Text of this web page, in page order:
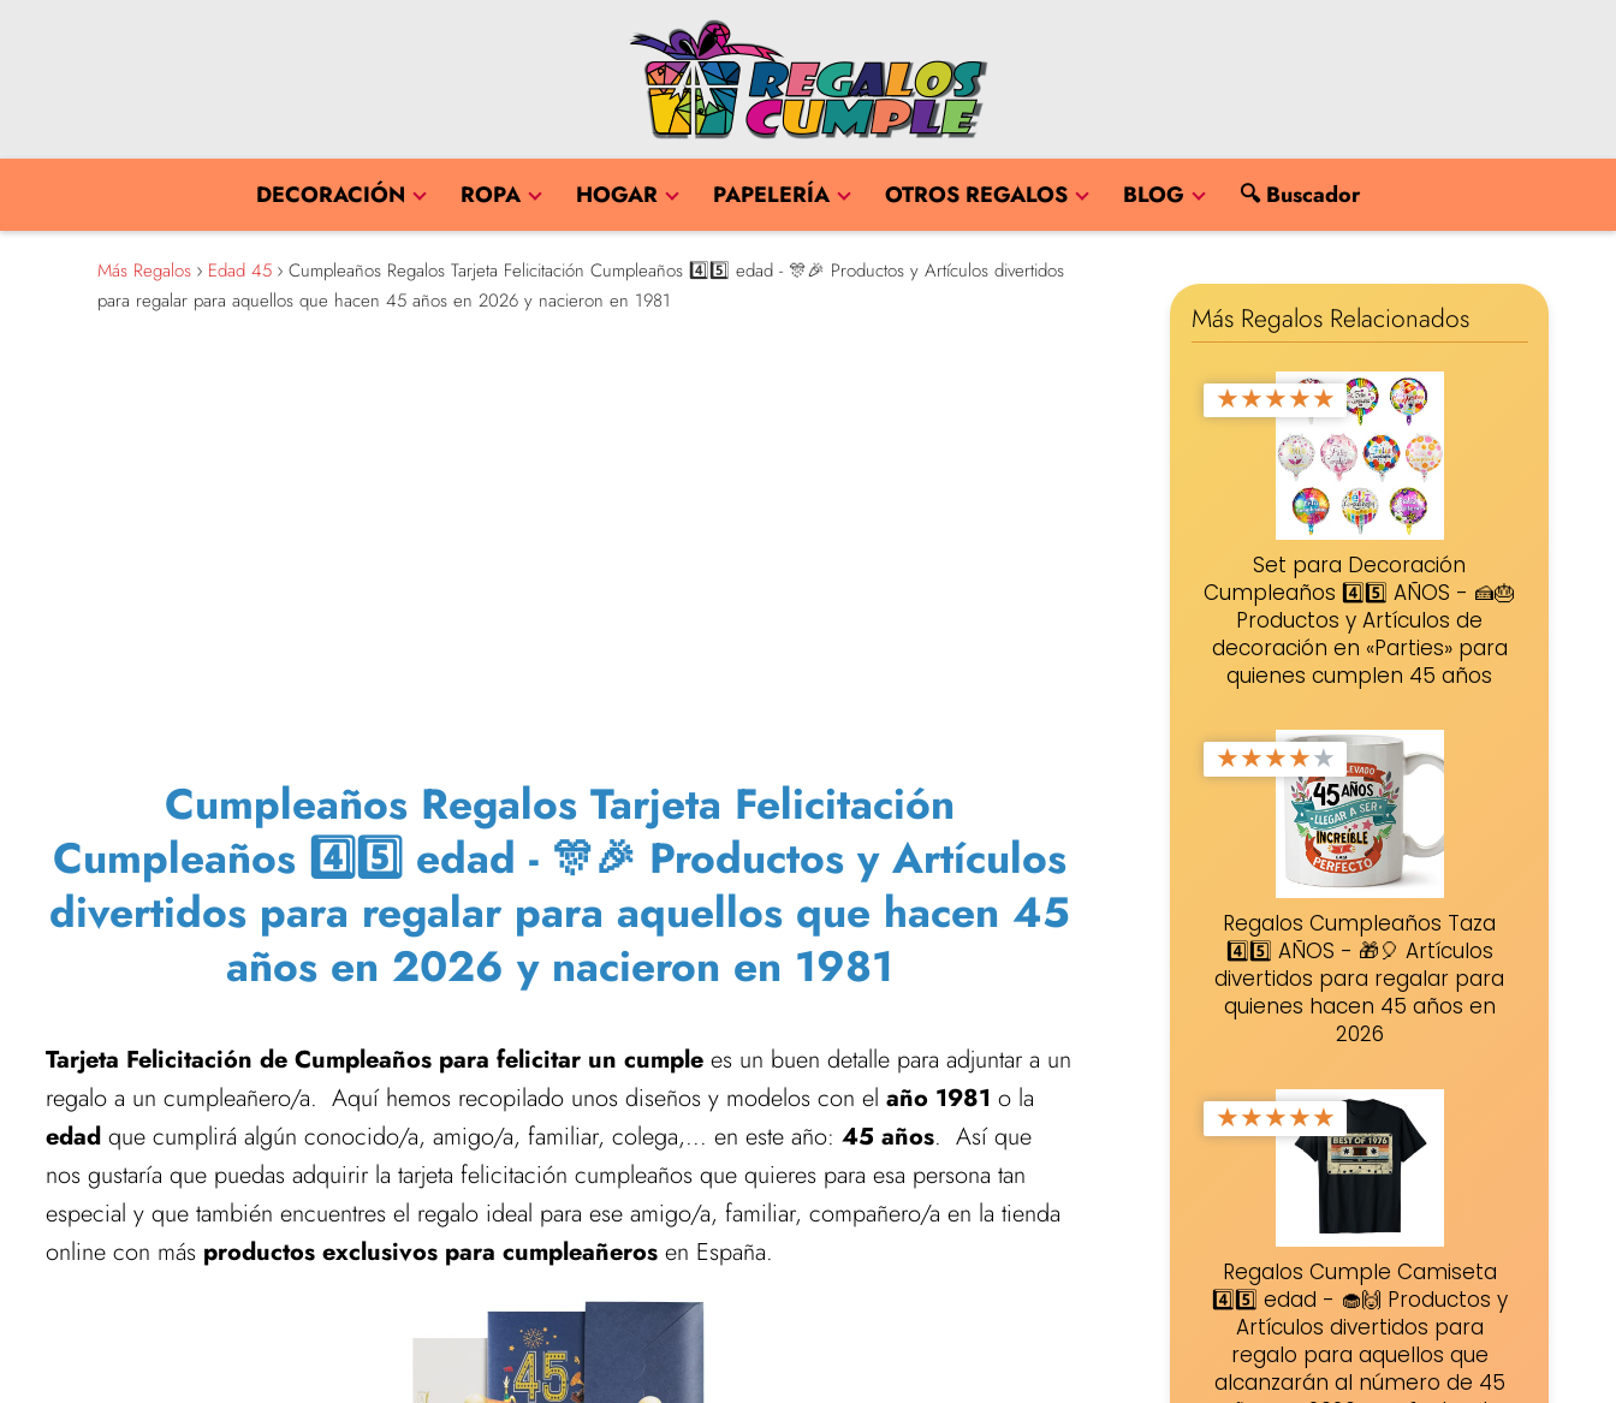
DECORACIÓN ROPA HOGAR PAPELERÍA OTROS REGALOS BLOG 🔍 Buscador
Más Regalos Edad 45
Cumpleaños Regalos Tarjeta Felicitación Cumpleaños 4️⃣5️⃣ edad - 🎊🎉 Productos y Artículos divertidos
para regalar para aquellos que hacen 45 años en 2026 y nacieron en 1981
Cumpleaños Regalos Tarjeta Felicitación
Cumpleaños 4️⃣5️⃣ edad - 🎊🎉 Productos y Artículos
divertidos para regalar para aquellos que hacen 45
años en 2026 y nacieron en 1981
Tarjeta Felicitación de Cumpleaños para felicitar un cumple es un buen detalle para adjuntar a un
regalo a un cumpleañero/a. Aquí hemos recopilado unos diseños y modelos con el año 1981 o la
edad que cumplirá algún conocido/a, amigo/a, familiar, colega,... en este año: 45 años. Así que
nos gustaría que puedas adquirir la tarjeta felicitación cumpleaños que quieres para esa persona tan
especial y que también encuentres el regalo ideal para ese amigo/a, familiar, compañero/a en la tienda
online con más productos exclusivos para cumpleañeros en España.
Más Regalos Relacionados
★★★★★
Set para Decoración
Cumpleaños 4️⃣5️⃣ AÑOS - 🍰🎂
Productos y Artículos de
decoración en «Parties» para
quienes cumplen 45 años
★★★★★
Regalos Cumpleaños Taza
4️⃣5️⃣ AÑOS - 🎁🎈 Artículos
divertidos para regalar para
quienes hacen 45 años en
2026
★★★★★
Regalos Cumple Camiseta
4️⃣5️⃣ edad - 🧁🙌 Productos y
Artículos divertidos para
regalo para aquellos que
alcanzarán al número de 45